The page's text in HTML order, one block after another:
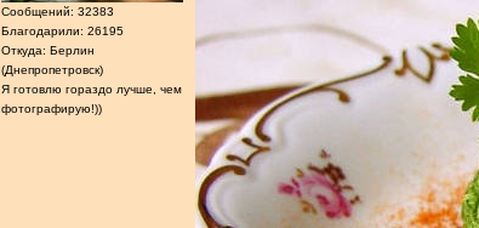
Сообщений: 32383
Благодарили: 26195
Откуда: Берлин
(Днепропетровск)
Я готовлю гораздо лучше, чем
фотографирую!))